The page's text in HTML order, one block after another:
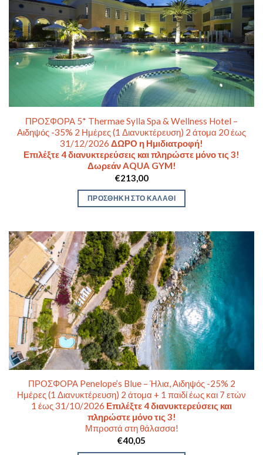
ΠΡΟΣΦΟΡΑ 5* Thermae Sylla Spa & Wellness Hotel –
Αιδηψός -35% 2 Ημέρες (1 Διανυκτέρευση) 2 άτομα 20 έως
31/12/2026 ΔΩΡΟ η Ημιδιατροφή!
Επιλέξτε 4 διανυκτερεύσεις και πληρώστε μόνο τις 3!
Δωρεάν AQUA GYM!
€213,00
ΠΡΟΣΘΉΚΗ ΣΤΟ ΚΑΛΆΘΙ
ΠΡΟΣΦΟΡΑ Penelope’s Blue – Ήλια, Αιδηψός -25% 2
Ημέρες (1 Διανυκτέρευση) 2 άτομα + 1 παιδί έως και 7 ετών
1 έως 31/10/2026 Επιλέξτε 4 διανυκτερεύσεις και
πληρώστε μόνο τις 3!
Μπροστά στη θάλασσα!
€40,05